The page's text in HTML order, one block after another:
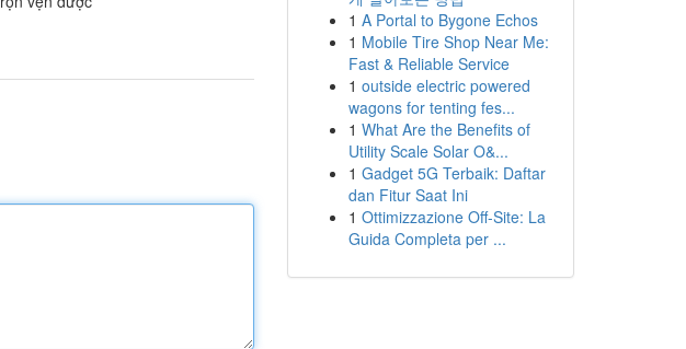
1 A Portal to Bygone Echos
1 Mobile Tire Shop Near Me:
Fast & Reliable Service
1 outside electric powered
wagons for tenting fes...
1 What Are the Benefits of
Utility Scale Solar O&...
1 Gadget 5G Terbaik: Daftar
dan Fitur Saat Ini
1 Ottimizzazione Off-Site: La
Guida Completa per ...